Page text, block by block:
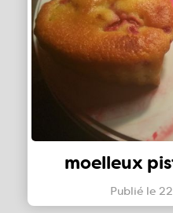
moelleux
Publié le